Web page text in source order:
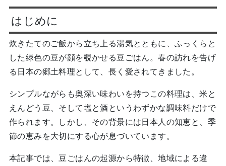
はじめに
炊きたてのご飯から立ち上る湯気とともに、ふっくらと
した緑色の豆が顔を覗かせる豆ごはん。春の訪れを告げ
る日本の郷土料理として、長く愛されてきました。
シンプルながらも奥深い味わいを持つこの料理は、米と
えんどう豆、そして塩と酒というわずかな調味料だけで
作られます。しかし、その背景には日本人の知恵と、季
節の恵みを大切にする心が息づいています。
本記事では、豆ごはんの起源から特徴、地域による違